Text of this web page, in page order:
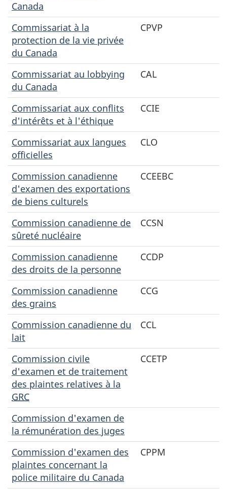
Canada
Commissariat à la
protection de la vie privée
du Canada
CPVP
Commissariat au lobbying
du Canada
CAL
Commissariat aux conflits
d'intérêts et à l'éthique
CCIE
Commissariat aux langues
officielles
CLO
Commission canadienne
d'examen des exportations
de biens culturels
CCEEBC
Commission canadienne de
sûreté nucléaire
CCSN
Commission canadienne
des droits de la personne
CCDP
Commission canadienne
des grains
CCG
Commission canadienne du
lait
CCL
Commission civile
d'examen et de traitement
des plaintes relatives à la
GRC
CCETP
Commission d'examen de
la rémunération des juges
Commission d'examen des
plaintes concernant la
police militaire du Canada
CPPM